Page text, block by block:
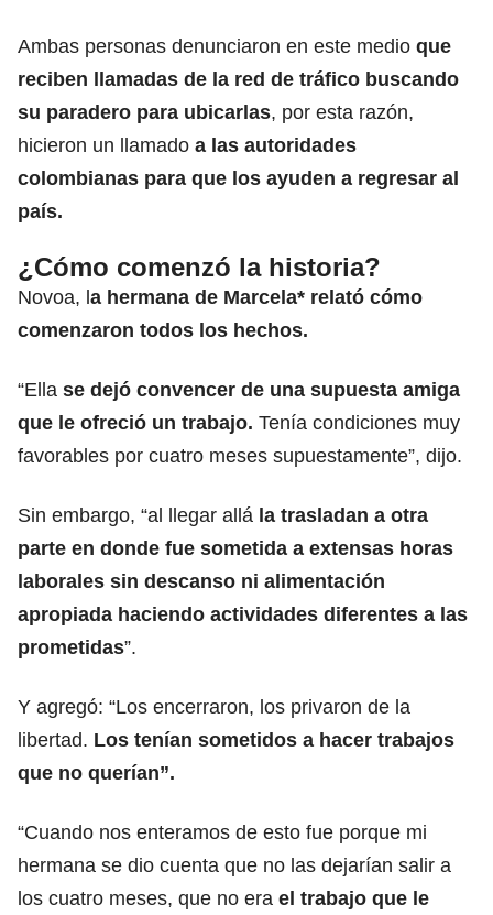
Ambas personas denunciaron en este medio que
reciben llamadas de la red de tráfico buscando
su paradero para ubicarlas, por esta razón,
hicieron un llamado a las autoridades
colombianas para que los ayuden a regresar al
país.
¿Cómo comenzó la historia?
Novoa, la hermana de Marcela* relató cómo
comenzaron todos los hechos.
“Ella se dejó convencer de una supuesta amiga
que le ofreció un trabajo. Tenía condiciones muy
favorables por cuatro meses supuestamente”, dijo.
Sin embargo, “al llegar allá la trasladan a otra
parte en donde fue sometida a extensas horas
laborales sin descanso ni alimentación
apropiada haciendo actividades diferentes a las
prometidas”.
Y agregó: “Los encerraron, los privaron de la
libertad. Los tenían sometidos a hacer trabajos
que no querían”.
“Cuando nos enteramos de esto fue porque mi
hermana se dio cuenta que no las dejarían salir a
los cuatro meses, que no era el trabajo que le